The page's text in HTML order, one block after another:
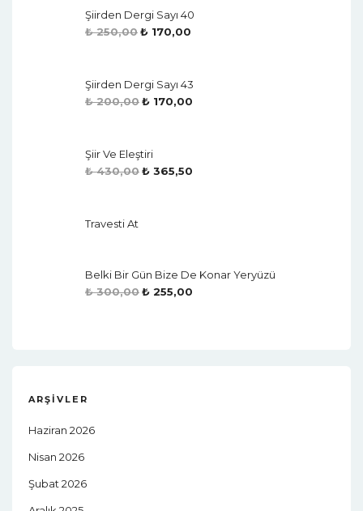
Şiirden Dergi Sayı 40
₺250,00₺ 170,00
Şiirden Dergi Sayı 43
₺200,00₺ 170,00
Şiir Ve Eleştiri
₺430,00₺ 365,50
Travesti At
Belki Bir Gün Bize De Konar Yeryüzü
₺300,00₺ 255,00
ARŞIVLER
Haziran 2026
Nisan 2026
Şubat 2026